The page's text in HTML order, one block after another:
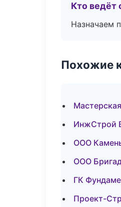
Кто ведёт
Назначаем
Похожие
ИнжСтрой
ООО
ООО
ГК
Проект-